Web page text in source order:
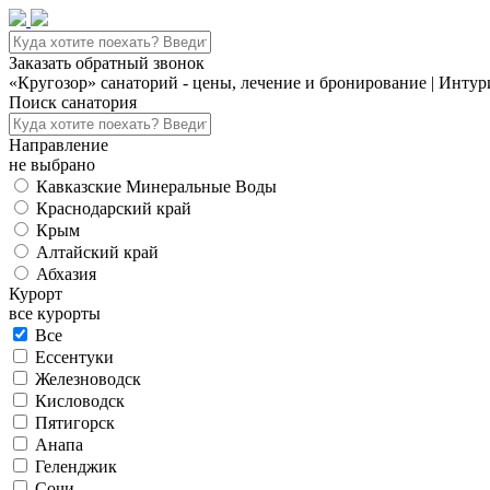
Заказать обратный звонок
«Кругозор» санаторий - цены, лечение и бронирование |
Поиск санатория
Направление
не выбрано
Кавказские Минеральные Воды
Краснодарский край
Крым
Алтайский край
Абхазия
Курорт
все курорты
Все
Ессентуки
Железноводск
Кисловодск
Пятигорск
Анапа
Геленджик